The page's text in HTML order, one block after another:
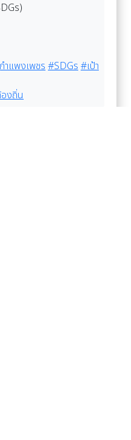
ำแพงเพชร #SDGs #เป้า
งถิ่น